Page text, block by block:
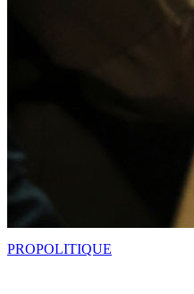
PROPOLITIQUE